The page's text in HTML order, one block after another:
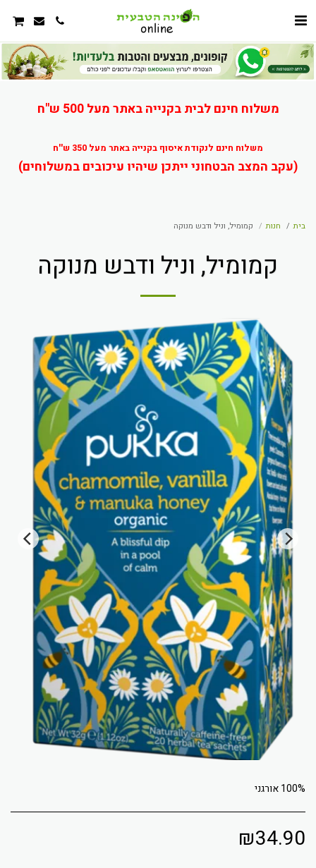
משלוח חינם לבית בקנייה באתר מעל 500 ש"ח
משלוח חינם לנקודת איסוף בקנייה באתר מעל 350 ש''ח
(עקב המצב הבטחוני ייתכן שיהיו עיכובים במשלוחים)
בית חנות קמומיל, וניל ודבש מנוקה
קמומיל, וניל ודבש מנוקה
100% אורגני
₪34.90